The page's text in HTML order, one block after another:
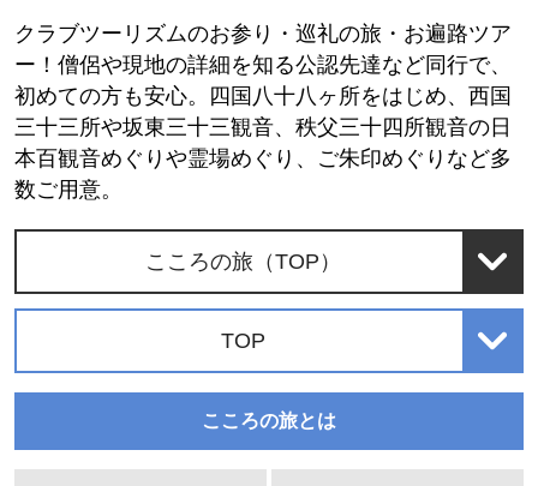
クラブツーリズムのお参り・巡礼の旅・お遍路ツア
ー！僧侶や現地の詳細を知る公認先達など同行で、
初めての方も安心。四国八十八ヶ所をはじめ、西国
三十三所や坂東三十三観音、秩父三十四所観音の日
本百観音めぐりや霊場めぐり、ご朱印めぐりなど多
数ご用意。
こころの旅（TOP）
TOP
こころの旅とは